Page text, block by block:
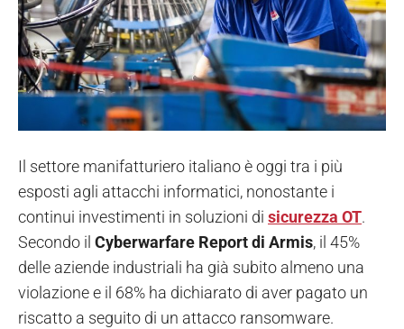
Il settore manifatturiero italiano è oggi tra i più
esposti agli attacchi informatici, nonostante i
continui investimenti in soluzioni di sicurezza OT.
Secondo il Cyberwarfare Report di Armis, il 45%
delle aziende industriali ha già subito almeno una
violazione e il 68% ha dichiarato di aver pagato un
riscatto a seguito di un attacco ransomware.